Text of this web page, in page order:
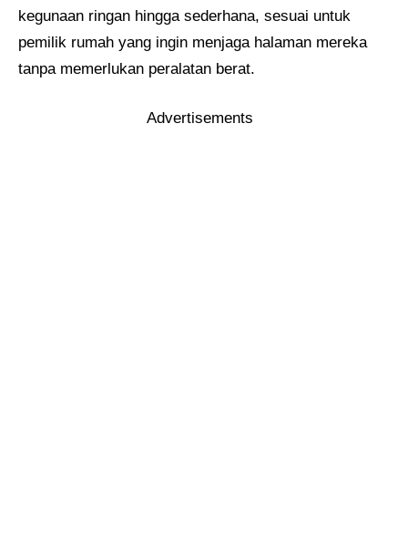
kegunaan ringan hingga sederhana, sesuai untuk
pemilik rumah yang ingin menjaga halaman mereka
tanpa memerlukan peralatan berat.
Advertisements